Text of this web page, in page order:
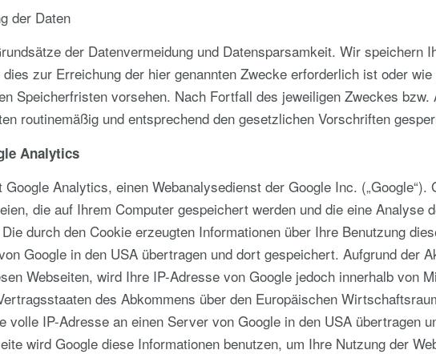
der Daten
der Datenvermeidung und Datensparsamkeit. Wir speichern
zur Erreichung der hier genannten Zwecke erforderlich ist oder
Speicherfristen vorsehen. Nach Fortfall des jeweiligen Zweckes
routinemäßig und entsprechend den gesetzlichen Vorschriften
Analytics
Analytics, einen Webanalysedienst der Google Inc.
die auf Ihrem Computer gespeichert werden und die eine Analyse
durch den Cookie erzeugten Informationen über Ihre Benutzung
Google in den USA übertragen und dort gespeichert. Aufgrund der
Webseiten, wird Ihre IP-Adresse von Google jedoch innerhalb von
des Abkommens über den Europäischen
volle IP-Adresse an einen Server von Google in den USA übertragen
wird Google diese Informationen benutzen, um Ihre Nutzung der